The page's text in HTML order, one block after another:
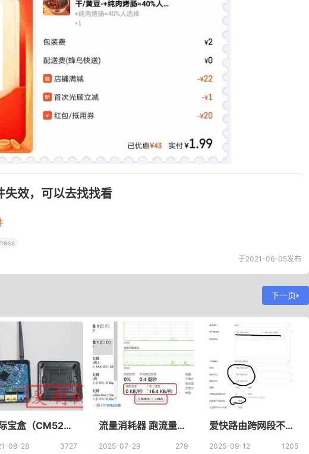
失效，可以去找找看
于2021-06-05发布
下一页
星际宝盒（CM520-79F）OpBoot启动刷入OpenWrt固件星际宝盒刷入OpenWrt固件
08-28 3727
流量消耗器 跑流量网站 流量消耗神器宽带压力测试稳定性测试工具
2025-07-29 279
爱快路由跨网段不同网段分配DHCP网关和DNS方法
2025-09-12 1205